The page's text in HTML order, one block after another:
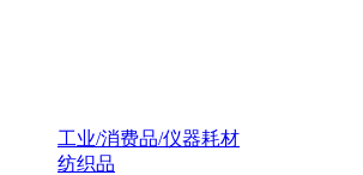
工业/消费品/仪器耗材
纺织品